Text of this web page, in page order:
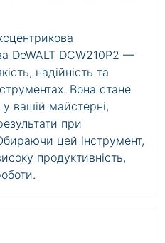
DeWALT DCW210P2 —
надійність та
Вона стане
вашій майстерні,
при
цей інструмент,
продуктивність,